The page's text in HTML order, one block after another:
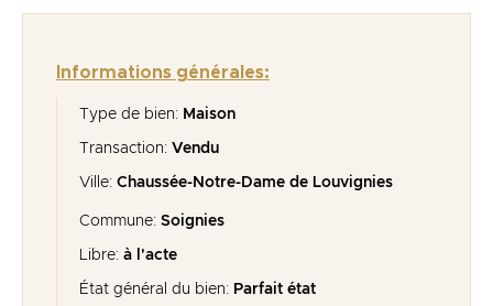
Informations générales:
Type de bien: Maison
Transaction: Vendu
Ville: Chaussée-Notre-Dame de Louvignies
Commune: Soignies
Libre: à l'acte
État général du bien: Parfait état